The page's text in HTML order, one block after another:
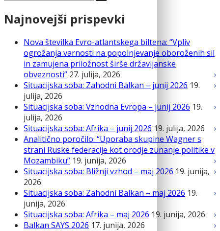
Najnovejši prispevki
Nova številka Evro-atlantskega biltena: “Vpliv
ogrožanja varnosti na popolnjevanje oboroženih sil
in zamujena priložnost širše državljanske
obveznosti” 27. julija, 2026
Situacijska soba: Zahodni Balkan – junij 2026 19.
julija, 2026
Situacijska soba: Vzhodna Evropa – junij 2026 19.
julija, 2026
Situacijska soba: Afrika – junij 2026 19. julija, 2026
Analitično poročilo: “Uporaba skupine Wagner s
strani Ruske federacije kot orodje zunanje politike v
Mozambiku” 19. junija, 2026
Situacijska soba: Bližnji vzhod – maj 2026 19. junija,
2026
Situacijska soba: Zahodni Balkan – maj 2026 19.
junija, 2026
Situacijska soba: Afrika – maj 2026 19. junija, 2026
Balkan SAYS 2026 17. junija, 2026